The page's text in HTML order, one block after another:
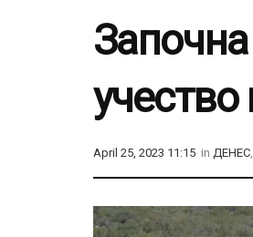
April 25, 2023 11:15 in ДЕНЕС,